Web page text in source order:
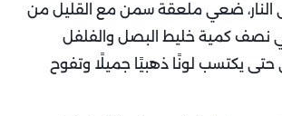
النار، ضعي ملعقة سمن مع القليل من
نصف كمية خليط البصل والفلفل
حتى يكتسب لونًا ذهبيًا جميلًا وتفوح